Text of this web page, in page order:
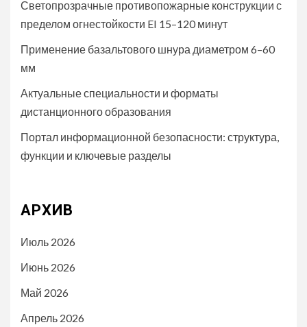
Светопрозрачные противопожарные конструкции с
пределом огнестойкости EI 15–120 минут
Применение базальтового шнура диаметром 6–60
мм
Актуальные специальности и форматы
дистанционного образования
Портал информационной безопасности: структура,
функции и ключевые разделы
АРХИВ
Июль 2026
Июнь 2026
Май 2026
Апрель 2026